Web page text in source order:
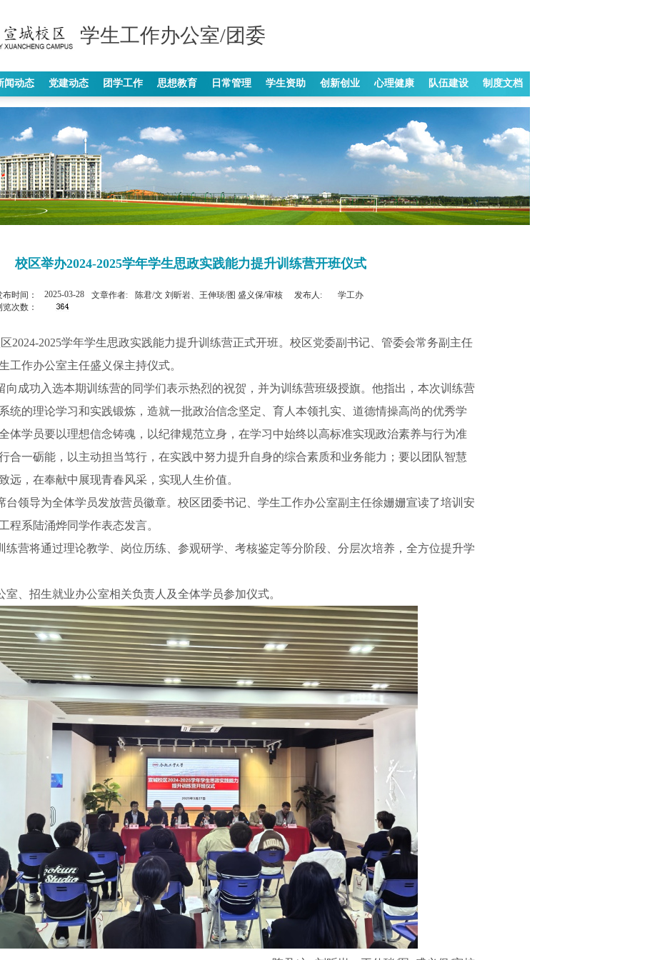
学生工作办公室/团委
闻动态 党建动态 团学工作 思想教育 日常管理 学生资助 创新创业 心理健康 队伍建设 制度文档
校区举办2024-2025学年学生思政实践能力提升训练营开班仪式
布时间： 2025-03-28 文章作者: 陈君/文 刘昕岩、王伸琰/图 盛义保/审核 发布人:
学工办
览次数：
2024-2025学年学生思政实践能力提升训练营正式开班。校区党委副书记、管委会常务副主任
工作办公室主任盛义保主持仪式。
向成功入选本期训练营的同学们表示热烈的祝贺，并为训练营班级授旗。他指出，本次训练营
统的理论学习和实践锻炼，造就一批政治信念坚定、育人本领扎实、道德情操高尚的优秀学
体学员要以理想信念铸魂，以纪律规范立身，在学习中始终以高标准实现政治素养与行为准
合一砺能，以主动担当笃行，在实践中努力提升自身的综合素质和业务能力；要以团队智慧
远，在奉献中展现青春风采，实现人生价值。
台领导为全体学员发放营员徽章。校区团委书记、学生工作办公室副主任徐姗姗宣读了培训安
程系陆涌烨同学作表态发言。
练营将通过理论教学、岗位历练、参观研学、考核鉴定等分阶段、分层次培养，全方位提升学
室、招生就业办公室相关负责人及全体学员参加仪式。